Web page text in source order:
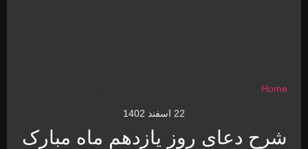
Home
22 اسفند 1402
شرح دعای روز یازدهم ماه مبارک